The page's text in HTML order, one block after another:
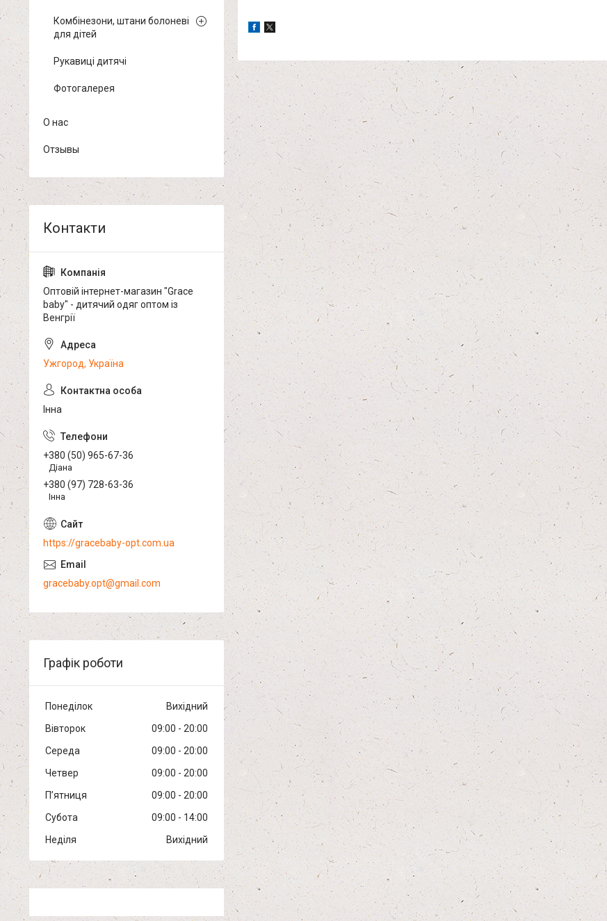
Комбінезони, штани болоневі
для дітей
Рукавиці дитячі
Фотогалерея
О нас
Отзывы
Оптовій інтернет-магазин "Grace
baby" - дитячий одяг оптом із
Венгрії
Ужгород, Україна
Інна
+380 (50) 965-67-36
Діана
+380 (97) 728-63-36
Інна
https://gracebaby-opt.com.ua
gracebaby.opt@gmail.com
Графік роботи
Понеділок
Вихідний
Вівторок
09:00
20:00
Середа
09:00
20:00
Четвер
09:00
20:00
Пʼятниця
09:00
20:00
Субота
09:00
14:00
Неділя
Вихідний